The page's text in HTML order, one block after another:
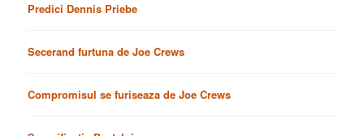
Predici Dennis Priebe
Secerand furtuna de Joe Crews
Compromisul se furiseaza de Joe Crews